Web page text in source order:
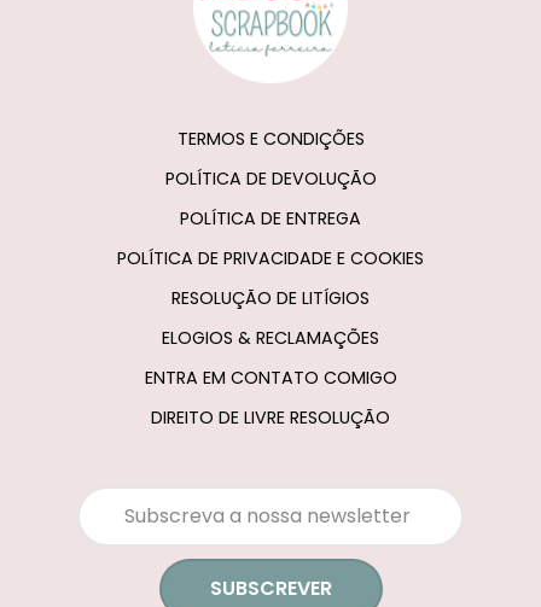
TERMOS E CONDIÇÕES
POLÍTICA DE DEVOLUÇÃO
POLÍTICA DE ENTREGA
POLÍTICA DE PRIVACIDADE E COOKIES
RESOLUÇÃO DE LITÍGIOS
ELOGIOS & RECLAMAÇÕES
ENTRA EM CONTATO COMIGO
DIREITO DE LIVRE RESOLUÇÃO
SUBSCREVER